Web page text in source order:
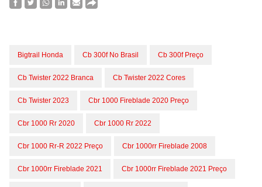
Bigtrail Honda Cb 300f No Brasil Cb 300f Preço
Cb Twister 2022 Branca Cb Twister 2022 Cores
Cb Twister 2023 Cbr 1000 Fireblade 2020 Preço
Cbr 1000 Rr 2020 Cbr 1000 Rr 2022
Cbr 1000 Rr-R 2022 Preço Cbr 1000rr Fireblade 2008
Cbr 1000rr Fireblade 2021 Cbr 1000rr Fireblade 2021 Preço